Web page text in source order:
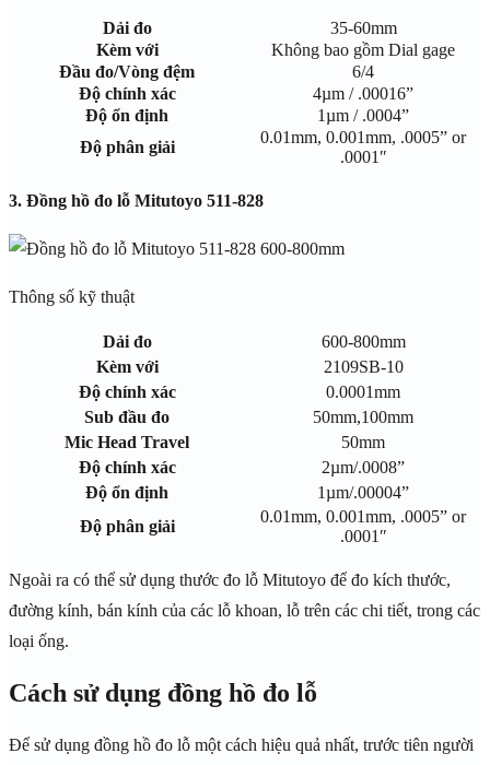
Dải đo
35-60mm
Kèm với
Không bao gồm Dial gage
Đầu đo/Vòng đệm
6/4
Độ chính xác
4µm / .00016”
Độ ổn định
1µm / .0004”
Độ phân giải
0.01mm, 0.001mm, .0005” or
.0001″
3. Đồng hồ đo lỗ Mitutoyo 511-828
Thông số kỹ thuật
Dải đo
600-800mm
Kèm với
2109SB-10
Độ chính xác
0.0001mm
Sub đầu đo
50mm,100mm
Mic Head Travel
50mm
Độ chính xác
2µm/.0008”
Độ ổn định
1µm/.00004”
Độ phân giải
0.01mm, 0.001mm, .0005” or
.0001″
Ngoài ra có thể sử dụng thước đo lỗ Mitutoyo để đo kích thước,
đường kính, bán kính của các lỗ khoan, lỗ trên các chi tiết, trong các
loại ống.
Cách sử dụng đồng hồ đo lỗ
Để sử dụng đồng hồ đo lỗ một cách hiệu quả nhất, trước tiên người